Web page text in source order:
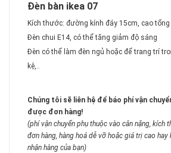
Đèn bàn ikea 07
Kích thước: đường kính đáy 15cm, cao tổng
Đèn chui E14, có thể tăng giảm độ sáng
Đèn có thể làm đèn ngủ hoặc để trang trí
kệ,..
Chúng tôi sẽ liên hệ để báo phí vận
được đơn hàng!
(phí vận chuyển phụ thuộc vào cân nặng, kích
đơn hàng, hàng hoá dễ vỡ hoặc giá trị cao hay
nhận hàng của bạn)